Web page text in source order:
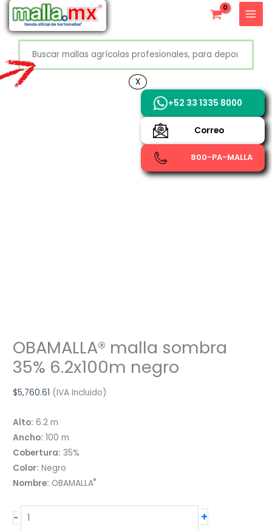
contenido
OBAMALLA® malla sombra
35% 6.2x100m negro
$5,760.61 (IVA Incluido)
Alto: 6.2 m
Ancho: 100 m
Cobertura: 35%
Color: Negro
Nombre: OBAMALLA®
-
OBAMALLA®
+
X
+52 800 726 2552
+52 33 1335 8000
Correo
800-PA-MALLA
X